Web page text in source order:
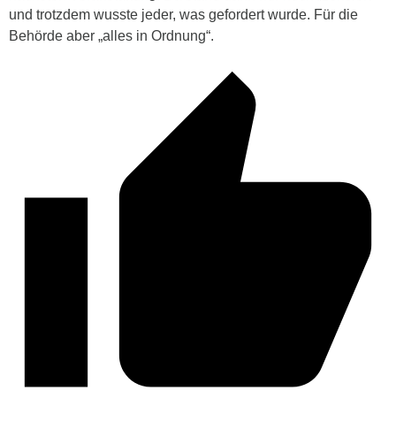
und trotzdem wusste jeder, was gefordert wurde. Für die
Behörde aber „alles in Ordnung“.